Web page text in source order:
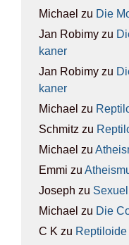
Michael zu Die
Jan Robimy zu
ka­ner
Jan Robimy zu
ka­ner
Michael zu
Schmitz zu
Michael zu
Emmi zu
Joseph zu
Michael zu Die
C K zu Rep­ti­lo­ide